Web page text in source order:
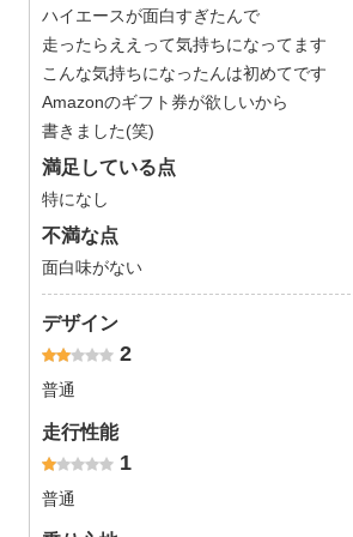
ハイエースが面白すぎたんで
走ったらええって気持ちになってます
こんな気持ちになったんは初めてです
Amazonのギフト券が欲しいから
書きました(笑)
満足している点
特になし
不満な点
面白味がない
デザイン
2
普通
走行性能
1
普通